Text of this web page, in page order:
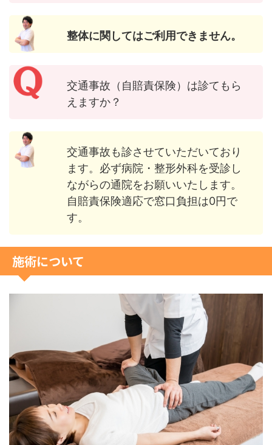
整体に関してはご利用できません。
交通事故（自賠責保険）は診てもら
えますか？
交通事故も診させていただいており
ます。必ず病院・整形外科を受診し
ながらの通院をお願いいたします。
自賠責保険適応で窓口負担は0円で
す。
施術について